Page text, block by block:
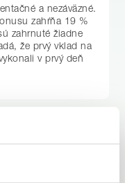
a nezáväzné.
zahŕňa 19 %
zahrnuté žiadne
že prvý vklad na
v prvý deň